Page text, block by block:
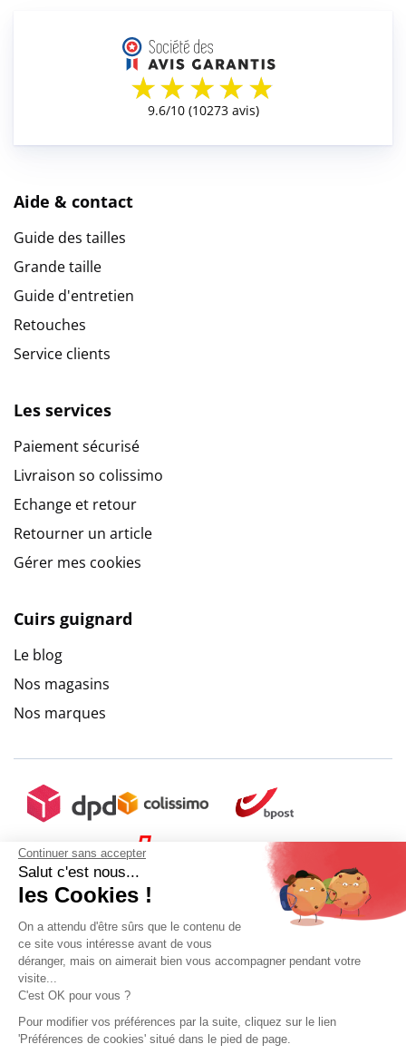
Continuer sans accepter
Salut c'est nous...
les Cookies !
On a attendu d'être sûrs que le contenu de
ce site vous intéresse avant de vous
déranger, mais on aimerait bien vous accompagner pendant votre
visite...
C'est OK pour vous ?
Pour modifier vos préférences par la suite, cliquez sur le lien
'Préférences de cookies' situé dans le pied de page.
9.6/ 10 (10273 avis)
Aide & contact
Guide des tailles
Grande taille
Guide d'entretien
Retouches
Service clients
Les services
Paiement sécurisé
Livraison so colissimo
Echange et retour
Retourner un article
Gérer mes cookies
Cuirs guignard
Le blog
Nos magasins
Nos marques